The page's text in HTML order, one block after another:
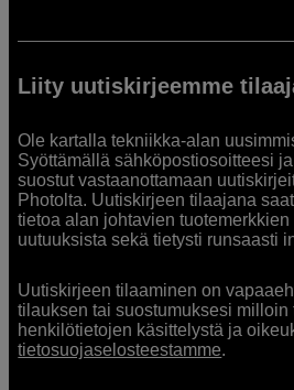
Liity uutiskirjeemme
Ole kartalla tekniikka-alan
Syöttämällä sähköpostiosoitteesi
suostut vastaanottamaan
Photolta. Uutiskirjeen tilaajana
tietoa alan johtavien
uutuuksista sekä tietysti runsaasti
Uutiskirjeen tilaaminen on
tilauksen tai suostumuksesi milloin
henkilötietojen käsittelystä ja
tietosuojaselosteestamme.